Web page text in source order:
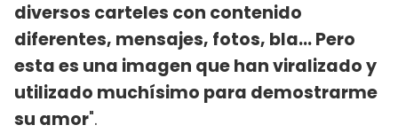
diversos carteles con contenido
diferentes, mensajes, fotos, bla... Pero
esta es una imagen que han viralizado y
utilizado muchísimo para demostrarme
su amor".